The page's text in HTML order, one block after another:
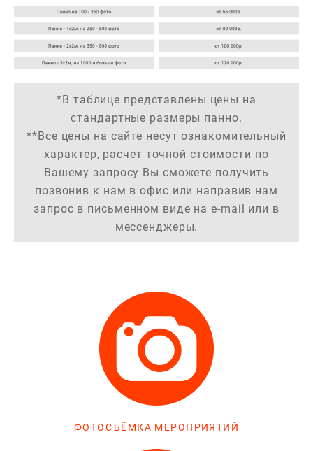
*В таблице представлены цены на
стандартные размеры панно.
**Все цены на сайте несут ознакомительный
характер, расчет точной стоимости по
Вашему запросу Вы сможете получить
позвонив к нам в офис или направив нам
запрос в письменном виде на e-mail или в
мессенджеры.
ФОТОСЪЁМКА МЕРОПРИЯТИЙ